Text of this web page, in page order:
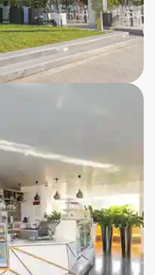
til vores mangeårige
Victoria er nyt (åbnede
en fantastisk